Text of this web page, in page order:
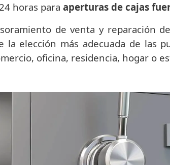
horas para aperturas de cajas
de venta y reparación
la elección más adecuada de las
oficina, residencia, hogar o